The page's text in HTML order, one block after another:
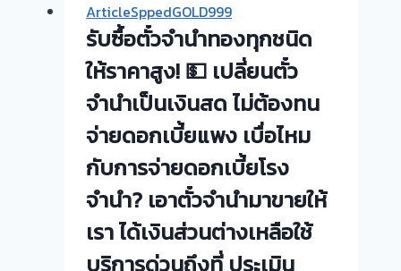
ทอง
ยินดี
บริการ
💰
รับ
ไถ่ถอน
ถึง
โรง
จำนำ
ร้าน
ทอง
ArticleSppedGOLD999
รับซื้อตั๋วจำนำทองทุกชนิด
ให้ราคาสูง! 💵 เปลี่ยนตั๋ว
จำนำเป็นเงินสด ไม่ต้องทน
จ่ายดอกเบี้ยแพง เบื่อไหม
กับการจ่ายดอกเบี้ยโรง
จำนำ? เอาตั๋วจำนำมาขายให้
เรา ได้เงินส่วนต่างเหลือใช้
บริการด่วนถึงที่ ประเมิน